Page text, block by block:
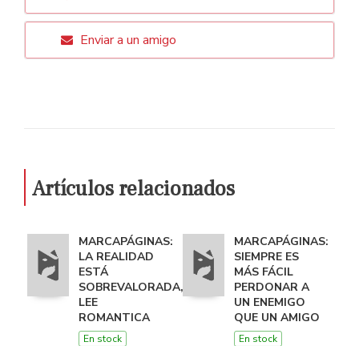
Enviar a un amigo
Artículos relacionados
MARCAPÁGINAS:
LA REALIDAD
ESTÁ
SOBREVALORADA,
LEE
ROMANTICA
En stock
MARCAPÁGINAS:
SIEMPRE ES
MÁS FÁCIL
PERDONAR A
UN ENEMIGO
QUE UN AMIGO
En stock